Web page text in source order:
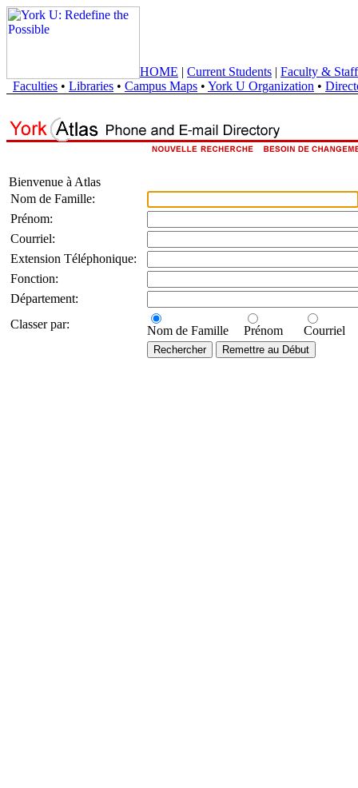
HOME | Current Students | Faculty & Staff
Faculties • Libraries • Campus Maps • York U Organization •
Bienvenue à Atlas
Nom de Famille:
Prénom:
Courriel:
Extension Téléphonique:
Fonction:
Département:
Classer par:
Nom de Famille Prénom Courriel